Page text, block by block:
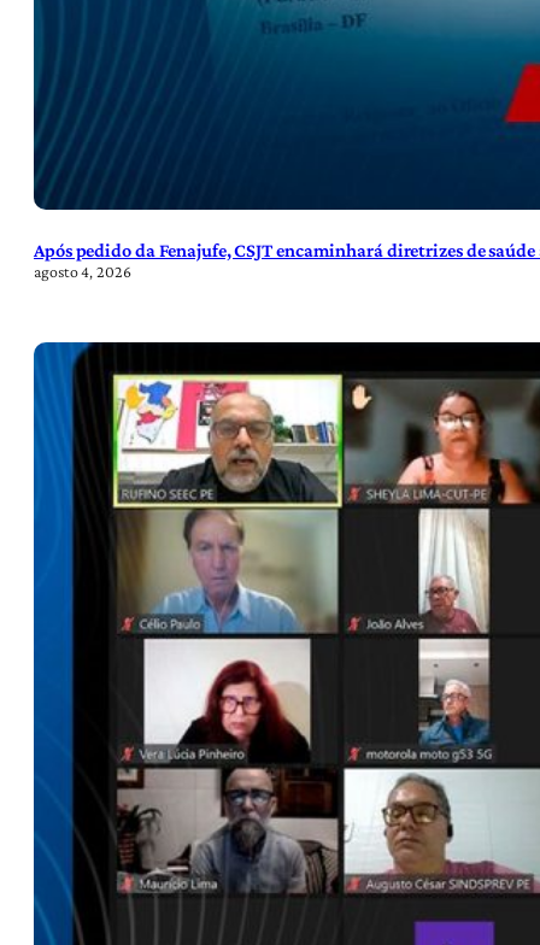
Após pedido da Fenajufe, CSJT encaminhará diretrizes de
agosto 4, 2026